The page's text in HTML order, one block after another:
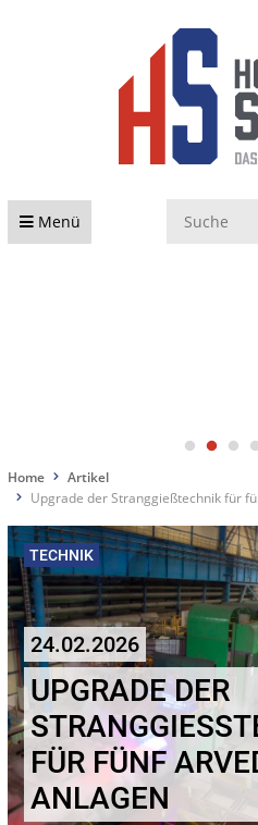
Menü
Home
Artikel
Upgrade der Stranggießtechnik für
TECHNIK
24.02.2026
UPGRADE DER
ÜR FÜNF
NLAGEN